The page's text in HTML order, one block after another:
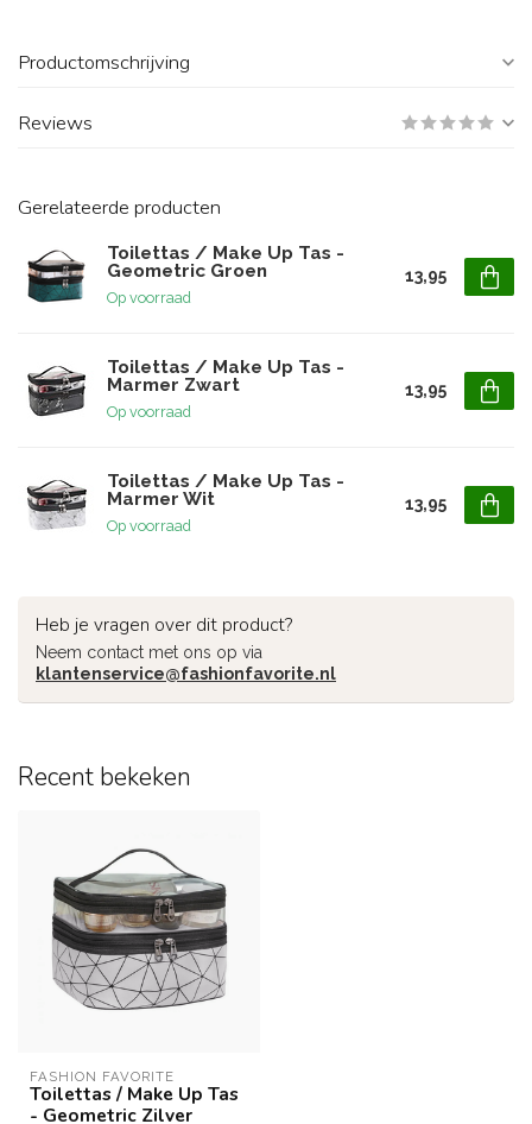
Productomschrijving
Reviews
Gerelateerde producten
Toilettas / Make Up Tas -
Geometric Groen
Op voorraad
13,95
Toilettas / Make Up Tas -
Marmer Zwart
Op voorraad
13,95
Toilettas / Make Up Tas -
Marmer Wit
Op voorraad
13,95
Heb je vragen over dit product?
Neem contact met ons op via
klantenservice@fashionfavorite.nl
Recent bekeken
FASHION FAVORITE
Toilettas / Make Up Tas
- Geometric Zilver